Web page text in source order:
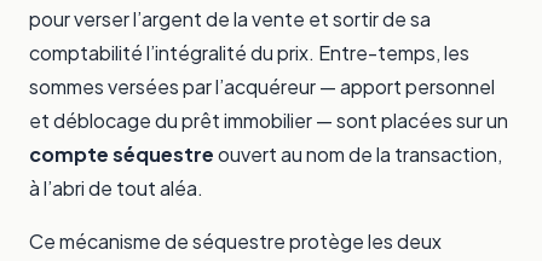
pour verser l’argent de la vente et sortir de sa
comptabilité l’intégralité du prix. Entre-temps, les
sommes versées par l’acquéreur — apport personnel
et déblocage du prêt immobilier — sont placées sur un
compte séquestreouvert au nom de la transaction,
à l’abri de tout aléa.
Ce mécanisme de séquestre protège les deux